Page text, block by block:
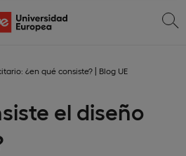
¿en qué consiste? | Blog UE
el diseño